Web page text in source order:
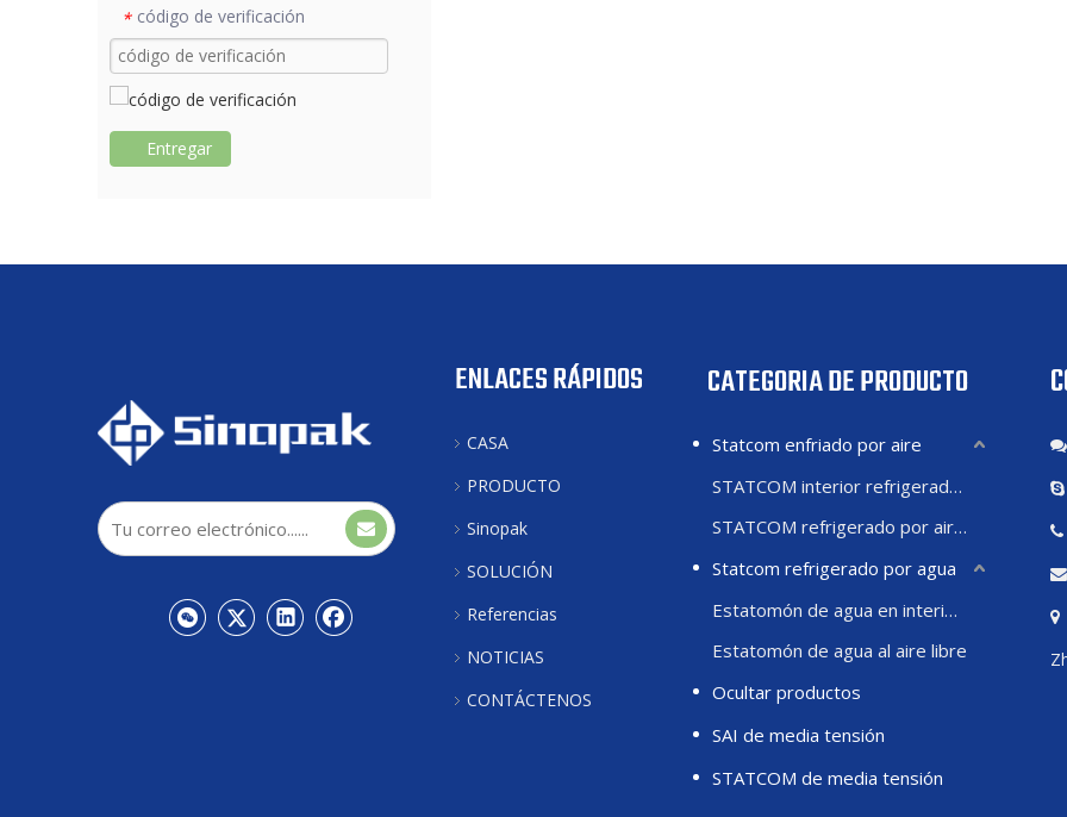
* código de verificación
Entregar
ENLACES RÁPIDOS
CASA
PRODUCTO
Sinopak
SOLUCIÓN
Referencias
NOTICIAS
CONTÁCTENOS
CATEGORIA DE PRODUCTO
Statcom enfriado por aire
STATCOM interior refrigerado por aire
STATCOM refrigerado por aire exterior
Statcom refrigerado por agua
Estatomón de agua en interiores
Estatomón de agua al aire libre
Ocultar productos
SAI de media tensión
STATCOM de media tensión